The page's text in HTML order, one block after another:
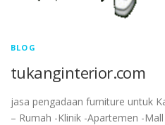
BLOG
tukanginterior.com
jasa pengadaan furniture untuk
– Rumah -Klinik -Apartemen -